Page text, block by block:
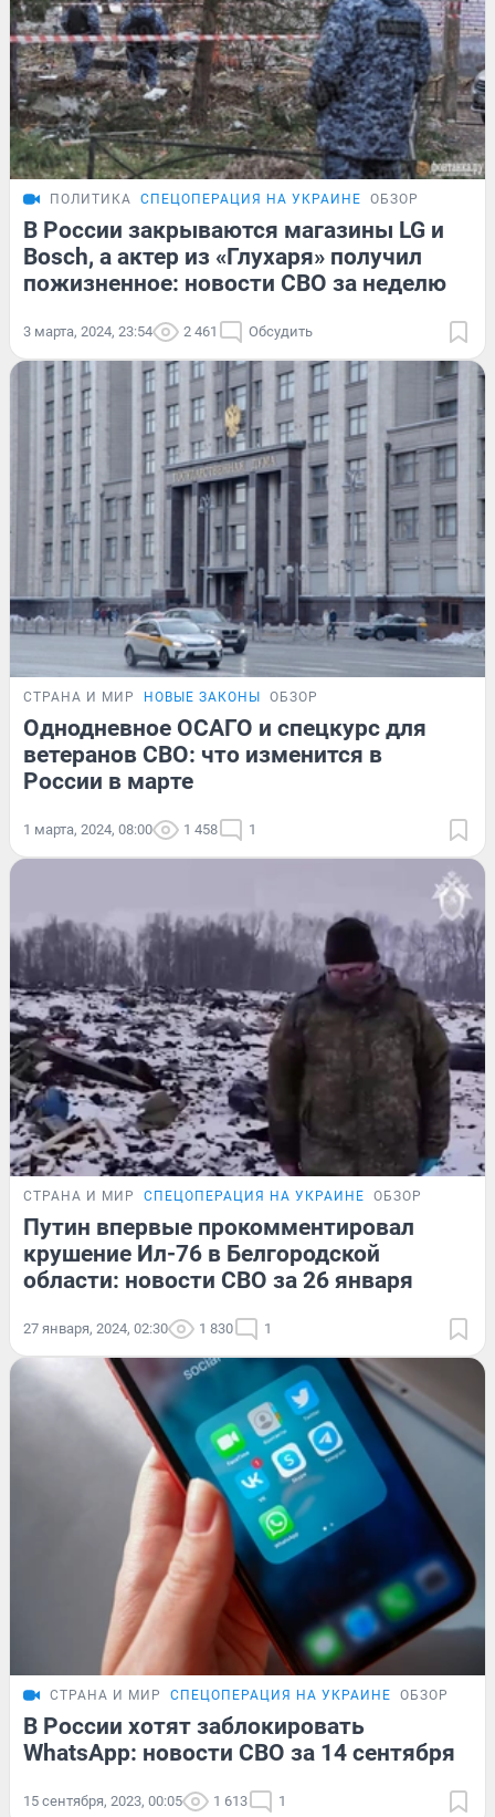
ПОЛИТИКА СПЕЦОПЕРАЦИЯ НА УКРАИНЕ ОБЗОР
В России закрываются магазины LG и
Bosch, а актер из «Глухаря» получил
пожизненное: новости СВО за неделю
3 марта, 2024, 23:54 2 461 Обсудить
СТРАНА И МИР НОВЫЕ ЗАКОНЫ ОБЗОР
Однодневное ОСАГО и спецкурс для
ветеранов СВО: что изменится в
России в марте
1 марта, 2024, 08:00 1 458 1
СТРАНА И МИР СПЕЦОПЕРАЦИЯ НА УКРАИНЕ ОБЗОР
Путин впервые прокомментировал
крушение Ил-76 в Белгородской
области: новости СВО за 26 января
27 января, 2024, 02:30 1 830 1
СТРАНА И МИР СПЕЦОПЕРАЦИЯ НА УКРАИНЕ ОБЗОР
В России хотят заблокировать
WhatsApp: новости СВО за 14 сентября
15 сентября, 2023, 00:05 1 613 1